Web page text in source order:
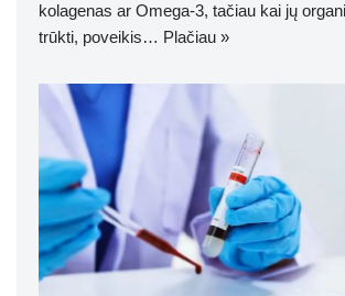
kolagenas ar Omega-3, tačiau kai jų
trūkti, poveikis… Plačiau »